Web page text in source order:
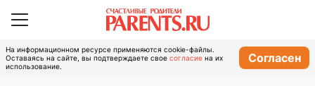
На информационном ресурсе применяются cookie-файлы.
Оставаясь на сайте, вы подтверждаете свое согласие на их
использование.
Согласен